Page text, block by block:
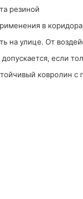
резиной
в
на улице. От
если
ковролин